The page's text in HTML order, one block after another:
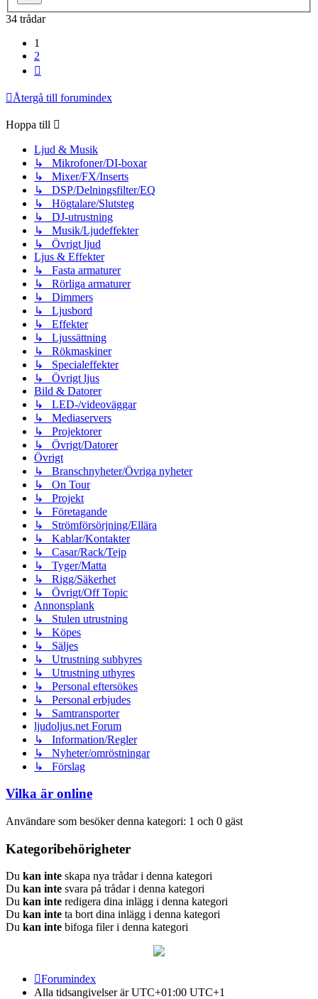
34 trådar
1
2
Återgå till forumindex
Hoppa till
Ljud & Musik
↳ Mikrofoner/DI-boxar
↳ Mixer/FX/Inserts
↳ DSP/Delningsfilter/EQ
↳ Högtalare/Slutsteg
↳ DJ-utrustning
↳ Musik/Ljudeffekter
↳ Övrigt ljud
Ljus & Effekter
↳ Fasta armaturer
↳ Rörliga armaturer
↳ Dimmers
↳ Ljusbord
↳ Effekter
↳ Ljussättning
↳ Rökmaskiner
↳ Specialeffekter
↳ Övrigt ljus
Bild & Datorer
↳ LED-/videoväggar
↳ Mediaservers
↳ Projektorer
↳ Övrigt/Datorer
Övrigt
↳ Branschnyheter/Övriga nyheter
↳ On Tour
↳ Projekt
↳ Företagande
↳ Strömförsörjning/Ellära
↳ Kablar/Kontakter
↳ Casar/Rack/Tejp
↳ Tyger/Matta
↳ Rigg/Säkerhet
↳ Övrigt/Off Topic
Annonsplank
↳ Stulen utrustning
↳ Köpes
↳ Säljes
↳ Utrustning subhyres
↳ Utrustning uthyres
↳ Personal eftersökes
↳ Personal erbjudes
↳ Samtransporter
ljudoljus.net Forum
↳ Information/Regler
↳ Nyheter/omröstningar
↳ Förslag
Vilka är online
Användare som besöker denna kategori: 1 och 0 gäst
Kategoribehörigheter
Du kan inte skapa nya trådar i denna kategori
Du kan inte svara på trådar i denna kategori
Du kan inte redigera dina inlägg i denna kategori
Du kan inte ta bort dina inlägg i denna kategori
Du kan inte bifoga filer i denna kategori
Forumindex
Alla tidsangivelser är UTC+01:00 UTC+1